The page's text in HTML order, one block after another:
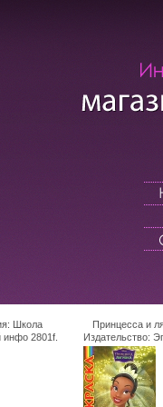
Школа
2801f.
Принцесса и
Издательство:
г Мягкая
9539-4300-0
215x280 инфо